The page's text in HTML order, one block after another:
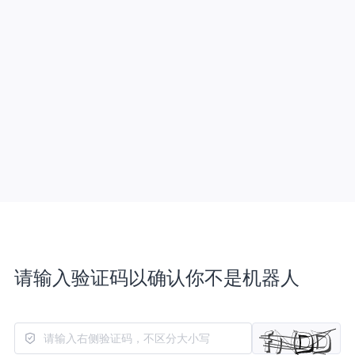
请输入验证码以确认你不是机器人